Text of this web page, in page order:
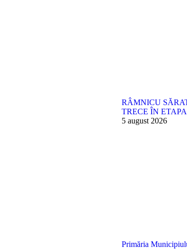
RÂMNICU
TRECE ÎN
5 august 2026
Primăria